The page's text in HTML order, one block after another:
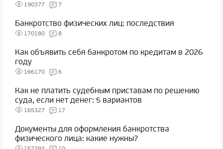
190377 7
Банкротство физических лиц: последствия
170180 8
Как объявить себя банкротом по кредитам в 2026
году
166170 6
Как не платить судебным приставам по решению
суда, если нет денег: 5 вариантов
165327 17
Документы для оформления банкротства
физического лица: какие нужны?